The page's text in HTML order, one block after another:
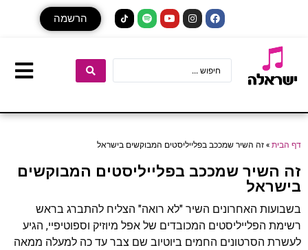
הרשמה
דף הבית»זה השיר שמככב בפלייליסטים המבוקשים בישראל
זה השיר שמככב בפלייליסטים המבוקשים
בישראל
בשבועות האחרונים השיר "לא רואה" הצליח להתברג בראש
רשימת הפלייליסטים המכובדים של אפל מיוזיק וספוטיפיי, הגיע
לעשרת הסרטונים החמים ביוטיוב שם צבר עד כה למעלה ממאה